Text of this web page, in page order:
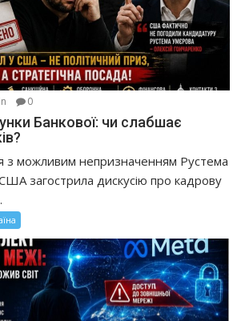
0
Банкової: чи слабшає
з можливим непризначенням Рустема
загострила дискусію про кадрову